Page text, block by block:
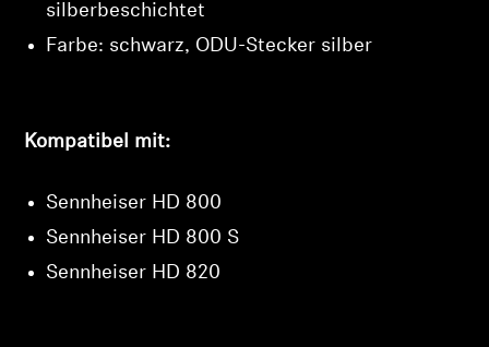
silberbeschichtet
Farbe: schwarz, ODU-Stecker silber
Kompatibel mit:
Sennheiser HD 800
Sennheiser HD 800 S
Sennheiser HD 820